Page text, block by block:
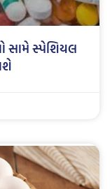
સામે સ્પેશિયલ